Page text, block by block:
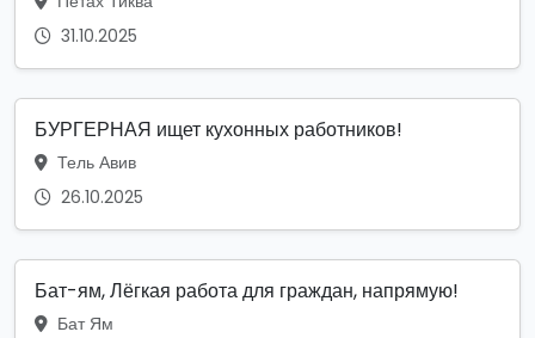
31.10.2025
БУРГЕРНАЯ ищет кухонных работников!
Тель Авив
26.10.2025
Бат-ям, Лёгкая работа для граждан, напрямую!
Бат Ям